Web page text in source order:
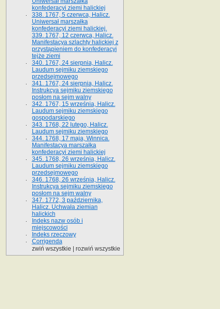
konfederacyi ziemi halickiej
338. 1767, 5 czerwca, Halicz.
Uniwersał marszałka
konfederacyi ziemi halickiej.
339. 1767, 12 czerwca, Halicz.
Manifestacya szlachty halickiej z
przystąpieniem do konfederacyi
tejże ziemi
340. 1767, 24 sierpnia, Halicz.
Laudum sejmiku ziemskiego
przedsejmowego
341. 1767, 24 sierpnia, Halicz.
Instrukcya sejmiku ziemskiego
posłom na sejm walny
342. 1767, 15 września, Halicz.
Laudum sejmiku ziemskiego
gospodarskiego
343. 1768, 22 lutego, Halicz.
Laudum sejmiku ziemskiego
344. 1768, 17 maja, Winnica.
Manifestacya marszałka
konfederacyi ziemi halickiej
345. 1768, 26 września, Halicz.
Laudum sejmiku ziemskiego
przedsejmowego
346. 1768, 26 września, Halicz.
Instrukcya sejmiku ziemskiego
posłom na sejm walny
347. 1772, 3 października,
Halicz. Uchwała ziemian
halickich
Indeks nazw osób i
miejscowości
Indeks rzeczowy
Corrigenda
zwiń wszystkie
rozwiń wszystkie